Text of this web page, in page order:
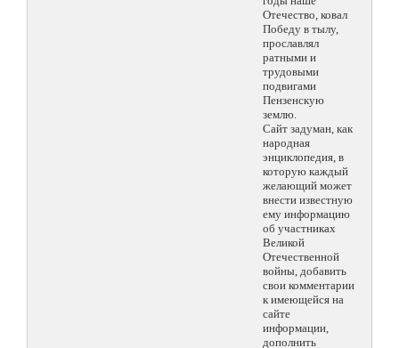
Отечество, ковал
Победу в тылу,
прославлял
ратными и
трудовыми
подвигами
Пензенскую
землю.
Сайт задуман, как
народная
энциклопедия, в
которую каждый
желающий может
внести известную
ему информацию
об участниках
Великой
Отечественной
войны, добавить
свои комментарии
к имеющейся на
сайте
информации,
дополнить